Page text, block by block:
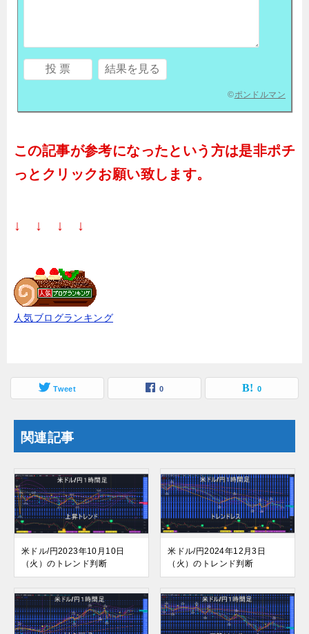
©ポンドルマン
この記事が参考になったという方は是非ポチ
っとクリックお願い致します。
↓ ↓ ↓ ↓
人気ブログランキング
Tweet 0 0
関連記事
米ドル/円2023年10月10日
（火）のトレンド判断
米ドル/円2024年12月3日
（火）のトレンド判断